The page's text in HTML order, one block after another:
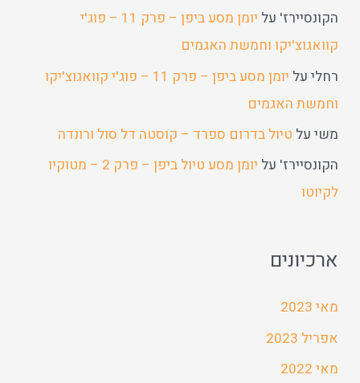
הקונסיירז' על
יומן מסע ביפן – פרק 11 – פוג'י
קוואגוצ'יקו וחמשת האגמים
רחליעל
יומן מסע ביפן – פרק 11 – פוג'י קוואגוצ'יקו
וחמשת האגמים
משיעל טיול בדרום ספרד – קוסטה דל סול ורונדה
הקונסיירז' על
יומן מסע טיול ביפן – פרק 2 – מטוקיו
לקיוטו
ארכיונים
מאי 2023
אפריל 2023
מאי 2022